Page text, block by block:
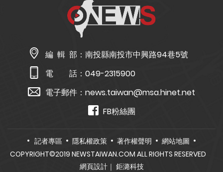
編 輯 部： 南投縣南投市中興路94巷5號
電 話： 049-2315900
電子郵件： news.taiwan@msa.hinet.net
FB粉絲團
記者專區 隱私權政策 著作權聲明
網站地圖
COPYRIGHT©2019 NEWSTAIWAN.COM ALL RIGHTS RESERVED
網頁設計｜ 鉅潞科技